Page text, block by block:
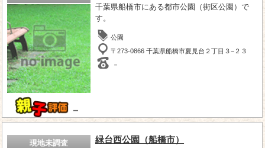
－
千葉県船橋市にある都市公園（街区公園）で
す。
公園
〒273-0866 千葉県船橋市夏見台２丁目３−２３
－
現地未調査 緑台西公園（船橋市）